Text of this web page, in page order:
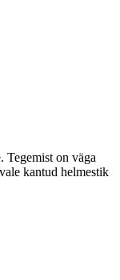
Tegemist on väga
kantud helmestik